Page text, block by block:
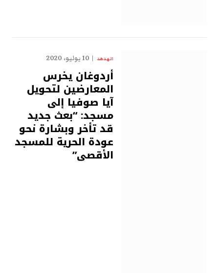
الهدهد 10 يوليو، 2020
أردوغان يخرس
المعارضين لتحويل
آيا صوفيا إلى
مسجد: “بعث جديد
قد تأخر وبشارة نحو
عودة الحرية للمسجد
الأقصى”